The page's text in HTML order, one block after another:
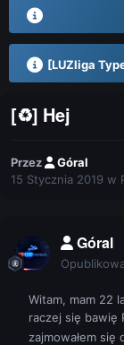
[LUZliga
[♻] Hej
Przez
Góral
15 Stycznia 2019 w
Góral
Witam, mam 22
raczej się bawię
zajmowałem się